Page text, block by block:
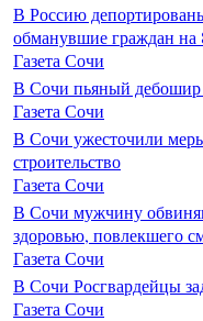
В Россию
обманувшие граждан на
Газета Сочи
В Сочи пьяный дебошир
Газета Сочи
В Сочи ужесточили меры
строительство
Газета Сочи
В Сочи мужчину
здоровью, повлекшего
Газета Сочи
В Сочи Росгвардейцы
Газета Сочи